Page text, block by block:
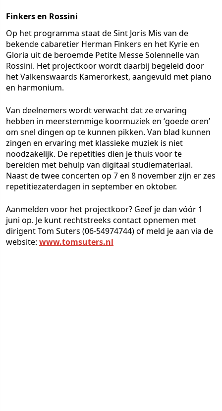
Finkers en Rossini
Op het programma staat deSint Joris Mis van de
bekende cabaretier Herman Finkers en het Kyrie en
Gloria uit de beroemde Petite Messe Solennellevan
Rossini. Het projectkoor wordt daarbij begeleid door
het Valkenswaards Kamerorkest, aangevuld met piano
en harmonium.
Van deelnemers wordt verwacht dat ze ervaring
hebben in meerstemmige koormuziek en ‘goede oren’
om snel dingen op te kunnen pikken. Van blad kunnen
zingen en ervaring met klassieke muziek is niet
noodzakelijk. De repetities dien je thuis voor te
bereiden met behulp van digitaal studiemateriaal.
Naast de twee concerten op 7 en 8 november zijn er zes
repetitiezaterdagen in september en oktober.
Aanmelden voor het projectkoor? Geef je dan vóór 1
juni op. Je kunt rechtstreeks contact opnemen met
dirigent Tom Suters (06-54974744) of meld je aan via de
website: www.tomsuters.nl